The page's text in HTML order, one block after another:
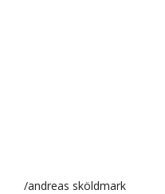
/andreas sköldmark